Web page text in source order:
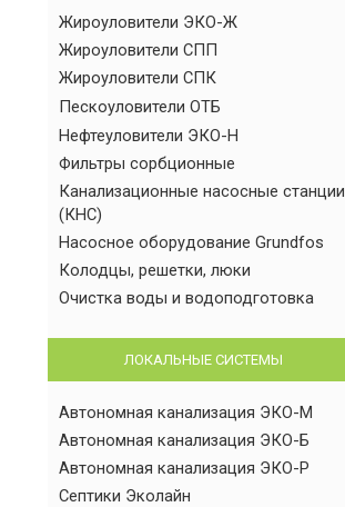
Жироуловители ЭКО-Ж
Жироуловители СПП
Жироуловители СПК
Пескоуловители ОТБ
Нефтеуловители ЭКО-Н
Фильтры сорбционные
Канализационные насосные станции
(КНС)
Насосное оборудование Grundfos
Колодцы, решетки, люки
Очистка воды и водоподготовка
ЛОКАЛЬНЫЕ СИСТЕМЫ
Автономная канализация ЭКО-М
Автономная канализация ЭКО-Б
Автономная канализация ЭКО-Р
Септики Эколайн